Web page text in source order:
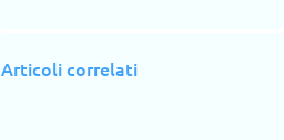
Articoli correlati